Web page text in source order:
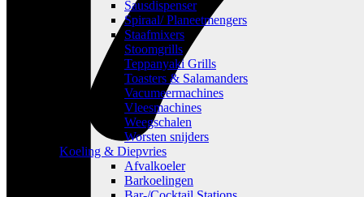
Sausdispenser
Spiraal/ Planeetmengers
Staafmixers
Stoomgrills
Teppanyaki Grills
Toasters & Salamanders
Vacumeermachines
Vleesmachines
Weegschalen
Worsten snijders
Koeling & Diepvries
Afvalkoeler
Barkoelingen